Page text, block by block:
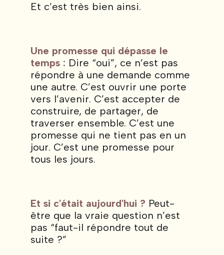
Et c’est très bien ainsi.
Une promesse qui dépasse le
temps : Dire “oui”, ce n’est pas
répondre à une demande comme
une autre. C’est ouvrir une porte
vers l’avenir. C’est accepter de
construire, de partager, de
traverser ensemble. C’est une
promesse qui ne tient pas en un
jour. C’est une promesse pour
tous les jours.
Et si c'était aujourd'hui ? Peut-
être que la vraie question n’est
pas “faut-il répondre tout de
suite ?”